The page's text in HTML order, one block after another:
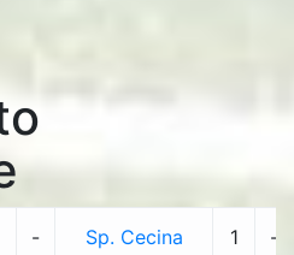
- Sp. Cecina 1 -